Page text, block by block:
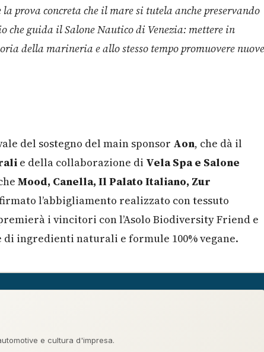
prova concreta che il mare si tutela anche preservando
che guida il Salone Nautico di Venezia: mettere in
della marineria e allo stesso tempo promuovere nuove
del sostegno del main sponsor Aon, che dà il
e della collaborazione di Vela Spa e Salone
Mood, Canella, Il Palato Italiano, Zur
l’abbigliamento realizzato con tessuto
i vincitori con l’Asolo Biodiversity Friend e
di ingredienti naturali e formule 100% vegane.
e cultura d'impresa.